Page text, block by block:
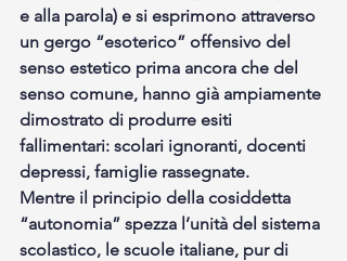
e alla parola) e si esprimono attraverso
un gergo “esoterico” offensivo del
senso estetico prima ancora che del
senso comune, hanno già ampiamente
dimostrato di produrre esiti
fallimentari: scolari ignoranti, docenti
depressi, famiglie rassegnate.
Mentre il principio della cosiddetta
“autonomia” spezza l’unità del sistema
scolastico, le scuole italiane, pur di